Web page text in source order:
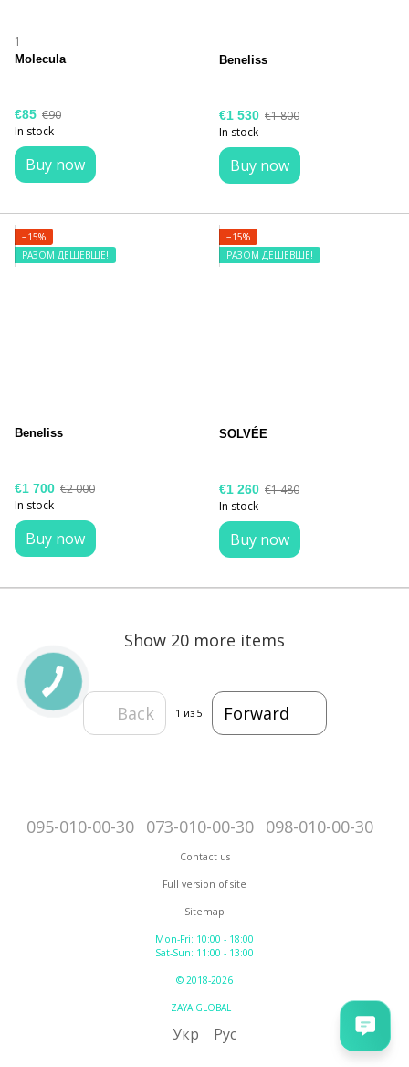
1
Molecula
€85 €90
In stock
Buy now
Beneliss
€1 530 €1 800
In stock
Buy now
−15%
РАЗОМ ДЕШЕВШЕ!
Beneliss
€1 700 €2 000
In stock
Buy now
−15%
РАЗОМ ДЕШЕВШЕ!
SOLVÉE
€1 260 €1 480
In stock
Buy now
Show 20 more items
Back 1 из 5 Forward
095-010-00-30 073-010-00-30 098-010-00-30
Contact us
Full version of site
Sitemap
Mon-Fri: 10:00 - 18:00
Sat-Sun: 11:00 - 13:00
© 2018-2026
ZAYA GLOBAL
Укр Рус